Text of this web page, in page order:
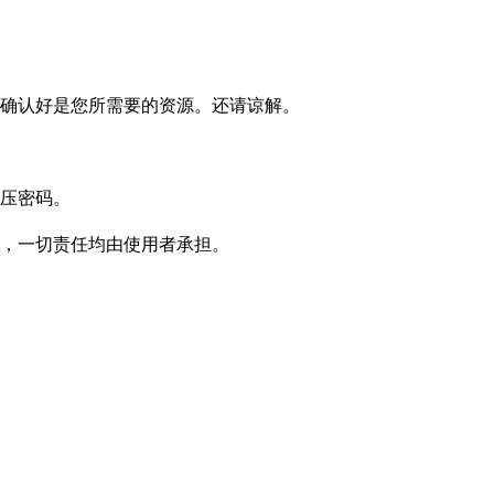
认好是您所需要的资源。还请谅解。
密码。
一切责任均由使用者承担。